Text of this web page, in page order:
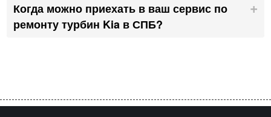
Когда можно приехать в ваш сервис по
ремонту турбин Kia в СПБ?